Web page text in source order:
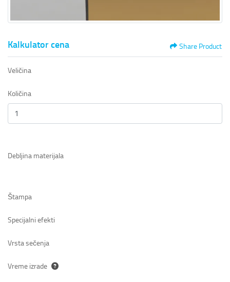
Kalkulator cena Share Product
Veličina
Količina
Debljina materijala
Štampa
Specijalni efekti
Vrsta sečenja
Vreme izrade